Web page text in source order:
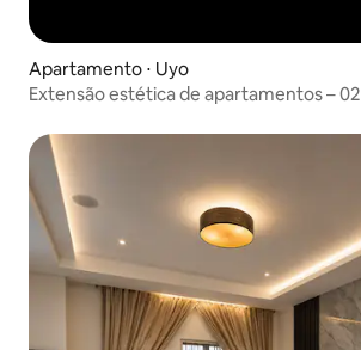
Apartamento ⋅ Uyo
Extensão estética de apartamentos – 02